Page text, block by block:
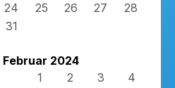
24 25 26 27
28
31
Februar 2024
1
2 3
4